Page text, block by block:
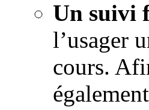
Un suivi
l’usager
cours.